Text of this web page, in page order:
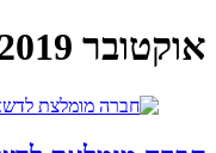
אוקטובר 2019